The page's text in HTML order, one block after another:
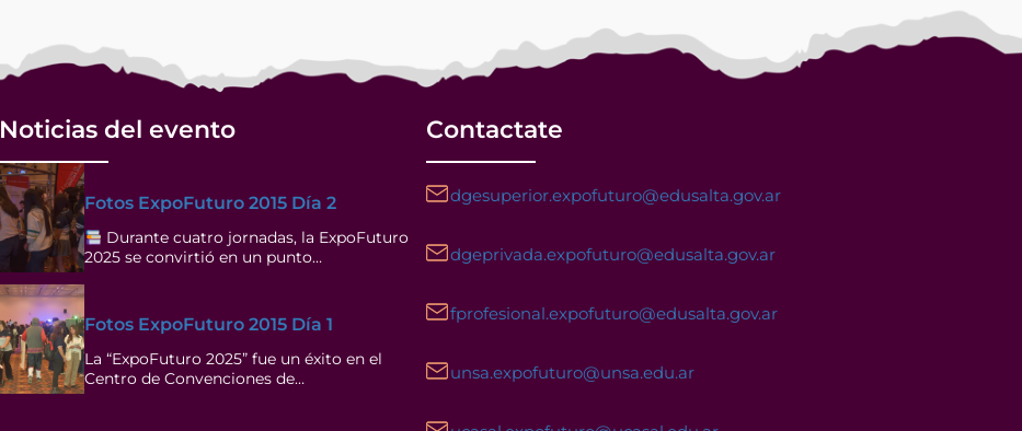
Noticias del evento
Fotos ExpoFuturo 2015 Día 2
Durante cuatro jornadas, la ExpoFuturo
2025 se convirtió en un punto…
Fotos ExpoFuturo 2015 Día 1
La “ExpoFuturo 2025” fue un éxito en el
Centro de Convenciones de…
Contactate
dgesuperior.expofuturo@edusalta.gov.ar
dgeprivada.expofuturo@edusalta.gov.ar
fprofesional.expofuturo@edusalta.gov.ar
unsa.expofuturo@unsa.edu.ar